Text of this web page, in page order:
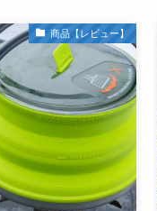
商品【レビュー】